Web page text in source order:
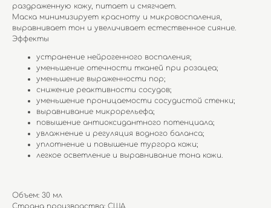
раздраженную кожу, питает и смягчает.
Маска минимизирует красноту и микровоспаления,
выравнивает тон и увеличивает естественное сияние.
Эффекты
устранение нейрогенного воспаления;
уменьшение отечности тканей при розацеа;
уменьшение выраженности пор;
снижение реактивности сосудов;
уменьшение проницаемости сосудистой стенки;
выравнивание микрорельефа;
повышение антиоксидантного потенциала;
увлажнение и регуляция водного баланса;
уплотнение и повышение тургора кожи;
легкое осветление и выравнивание тона кожи.
Объем: 30 мл
Страна производства: США